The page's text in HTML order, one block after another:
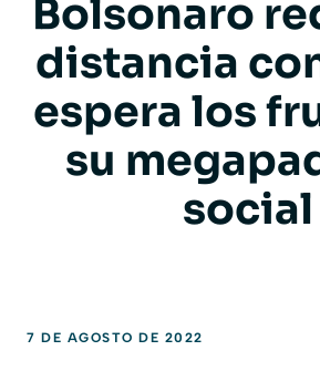
Bolsonaro
distancia
espera los
su
social
7 DE AGOSTO DE 2022